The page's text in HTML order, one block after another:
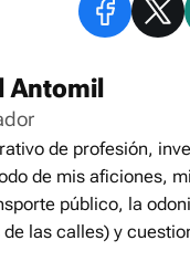
Antomil
de profesión,
de mis aficiones,
público, la
de las calles) y